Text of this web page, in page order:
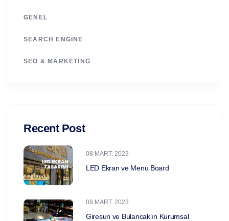
GENEL
SEARCH ENGINE
SEO & MARKETING
Recent Post
08 MART. 2023
LED Ekran ve Menu Board
08 MART. 2023
Giresun ve Bulancak’ın Kurumsal